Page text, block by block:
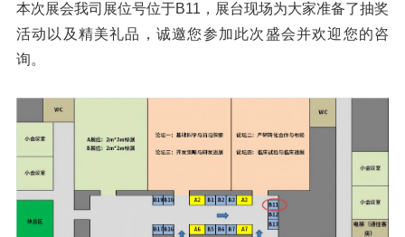
本次展会我司展位号位于B11，展台现场为大家准备了抽奖
活动以及精美礼品，诚邀您参加此次盛会并欢迎您的咨
询。